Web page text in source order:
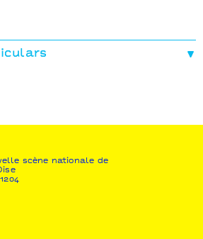
(avec le soutien de Ammodo),
da Dança, Kampnagel, Arsenic –
contemporain, La briqueterie
Points Communs – nouvelle
Pontoise / Val d’Oise,
Strasbourg – Scène européenne
on the Bay
scène nationale de